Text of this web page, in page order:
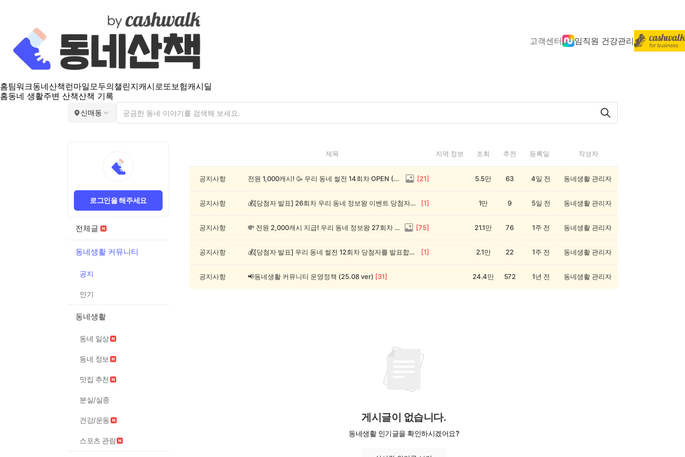
고객센터 임직원 건강관리
홈팀워크동네산책 런마일모두의챌린지캐시로또보험캐시딜
홈동네 생활주변 산책산책 기록
신매동
로그인을 해주세요
전체글
동네생활 커뮤니티
공지
인기
동네생활
동네 일상
동네 정보
맛집 추천
분실/실종
건강/운동
스포츠 관람
동
제목 지역 정보 조회 추천 등록일 작성자
공지사항 전원 1,000캐시! 🥳 우리 동네 썰전 14회차 OPEN (~8/17) [21] 5.5만 63 4일 전 동네생활 관리자
공지사항 💰[당첨자 발표] 26회차 우리 동네 정보왕 이벤트 당첨자를 발표합니다! [1] 1만 9 5일 전 동네생활 관리자
공지사항 💸 전원 2,000캐시 지급! 우리 동네 정보왕 27회차 (~8/10) [75] 21.1만 76 1주 전 동네생활 관리자
공지사항 💰[당첨자 발표] 우리 동네 썰전 12회차 당첨자를 발표합니다! [1] 2.1만 22 1주 전 동네생활 관리자
공지사항 📢동네생활 커뮤니티 운영정책 (25.08 ver) [31] 24.4만 572 1년 전 동네생활 관리자
게시글이 없습니다.
동네생활 인기글을 확인하시겠어요?